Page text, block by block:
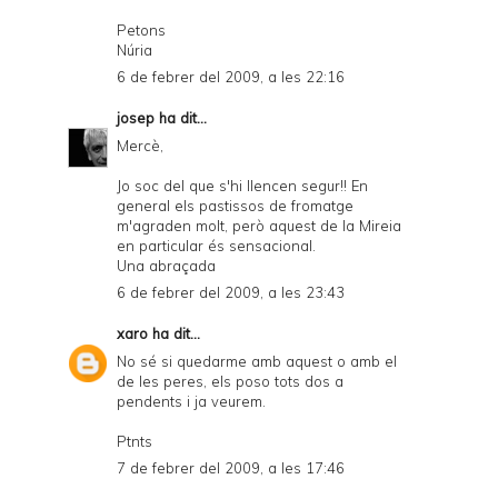
Petons
Núria
6 de febrer del 2009, a les 22:16
josep ha dit...
Mercè,
Jo soc del que s'hi llencen segur!! En
general els pastissos de fromatge
m'agraden molt, però aquest de la Mireia
en particular és sensacional.
Una abraçada
6 de febrer del 2009, a les 23:43
xaro ha dit...
No sé si quedarme amb aquest o amb el
de les peres, els poso tots dos a
pendents i ja veurem.
Ptnts
7 de febrer del 2009, a les 17:46